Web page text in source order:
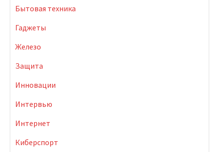
Бытовая техника
Гаджеты
Железо
Защита
Инновации
Интервью
Интернет
Киберспорт